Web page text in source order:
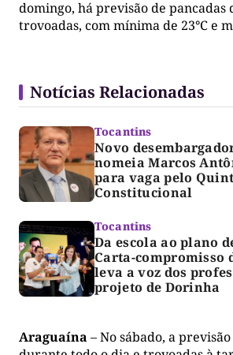
domingo, há previsão de pancadas
trovoadas, com mínima de 23°C e
Notícias Relacionadas
Tocantins
Novo
nomeia Marcos
para vaga pelo
Constitucional
Tocantins
Da escola ao plano
Carta-compromisso
leva a voz dos
projeto de Dorinha
Araguaína – No sábado, a